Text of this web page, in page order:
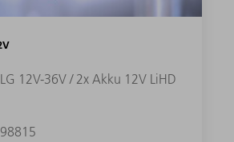
12V-36V / 2x Akku 12V LiHD